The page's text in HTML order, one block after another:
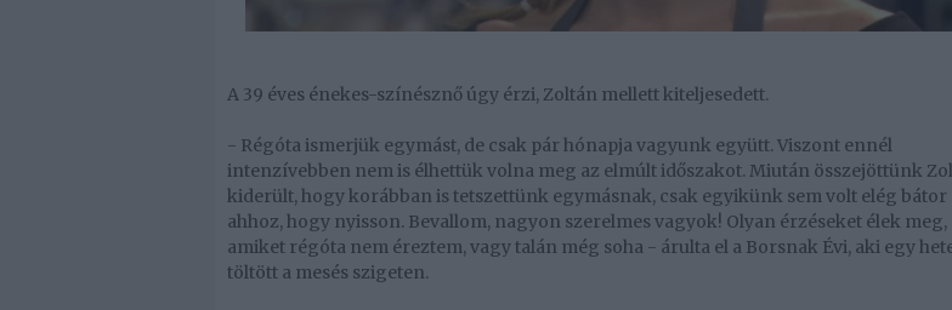
A 39 éves énekes-színésznő úgy érzi, Zoltán mellett kiteljesedett.
- Régóta ismerjük egymást, de csak pár hónapja vagyunk együtt. Viszont ennél
intenzívebben nem is élhettük volna meg az elmúlt időszakot. Miután összejöttünk
kiderült, hogy korábban is tetszettünk egymásnak, csak egyikünk sem volt elég bátor
ahhoz, hogy nyisson. Bevallom, nagyon szerelmes vagyok! Olyan érzéseket élek meg,
amiket régóta nem éreztem, vagy talán még soha - árulta el a Borsnak Évi, aki egy
töltött a mesés szigeten.